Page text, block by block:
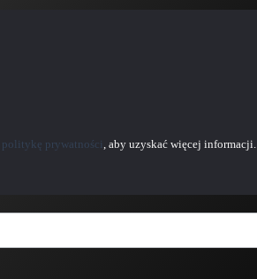
politykę prywatności, aby uzyskać więcej informacji.